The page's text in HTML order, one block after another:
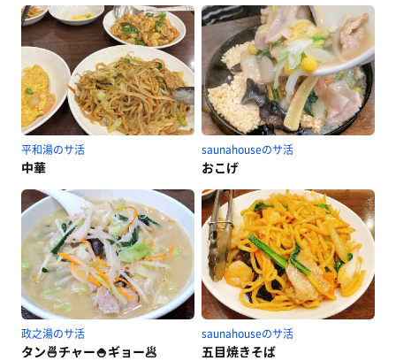
平和湯のサ活
中華
saunahouseのサ活
おこげ
政之湯のサ活
タン🍜チャー🍚ギョー🥟
saunahouseのサ活
五目焼きそば